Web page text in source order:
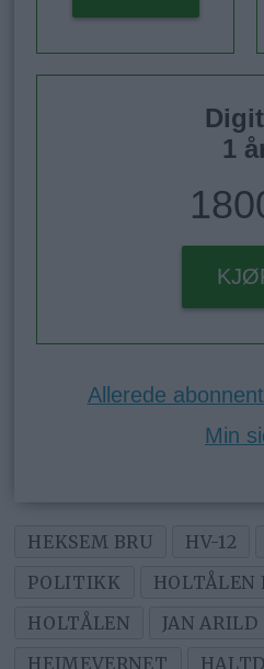
1
Allerede
Min
HEKSEM BRU HV-12
POLITIKK
HOLTÅLEN
HOLTÅLEN
JAN ARILD
HEIMEVERNET